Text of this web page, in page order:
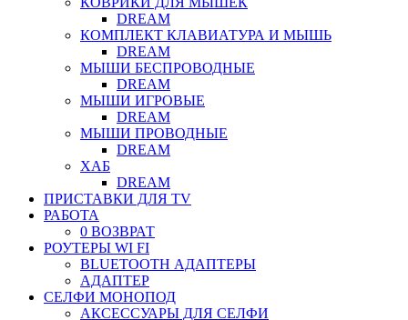
DREAM
КОМПЛЕКТ КЛАВИАТУРА И МЫШЬ
DREAM
МЫШИ БЕСПРОВОДНЫЕ
DREAM
МЫШИ ИГРОВЫЕ
DREAM
МЫШИ ПРОВОДНЫЕ
DREAM
ХАБ
DREAM
ПРИСТАВКИ ДЛЯ TV
РАБОТА
0 ВОЗВРАТ
РОУТЕРЫ WI FI
BLUETOOTH АДАПТЕРЫ
АДАПТЕР
СЕЛФИ МОНОПОД
АКСЕССУАРЫ ДЛЯ СЕЛФИ